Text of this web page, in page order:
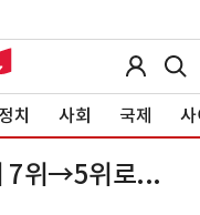
정치 사회 국제 사
7위→5위로...